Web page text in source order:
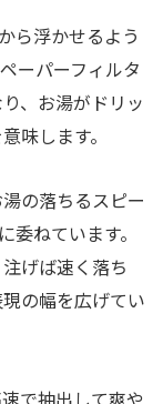
ら浮かせるよう
ーパーフィルタ
、お湯がドリッ
味します。
の落ちるスピー
委ねています。
げば速く落ち
の幅を広げてい
で抽出して爽や